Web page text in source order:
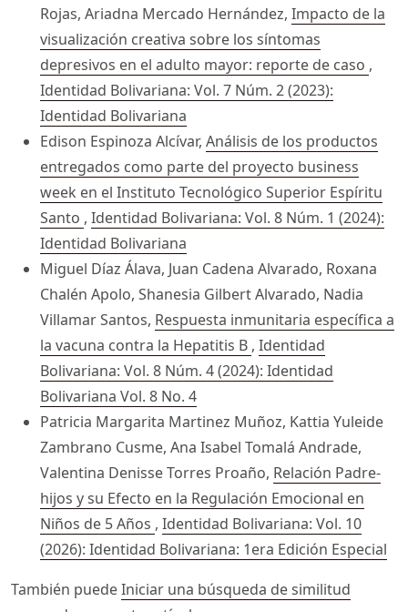
Rojas, Ariadna Mercado Hernández, Impacto de la
visualización creativa sobre los síntomas
depresivos en el adulto mayor: reporte de caso ,
Identidad Bolivariana: Vol. 7 Núm. 2 (2023):
Identidad Bolivariana
Edison Espinoza Alcívar, Análisis de los productos
entregados como parte del proyecto business
week en el Instituto Tecnológico Superior Espíritu
Santo , Identidad Bolivariana: Vol. 8 Núm. 1 (2024):
Identidad Bolivariana
Miguel Díaz Álava, Juan Cadena Alvarado, Roxana
Chalén Apolo, Shanesia Gilbert Alvarado, Nadia
Villamar Santos, Respuesta inmunitaria específica a
la vacuna contra la Hepatitis B , Identidad
Bolivariana: Vol. 8 Núm. 4 (2024): Identidad
Bolivariana Vol. 8 No. 4
Patricia Margarita Martinez Muñoz, Kattia Yuleide
Zambrano Cusme, Ana Isabel Tomalá Andrade,
Valentina Denisse Torres Proaño, Relación Padre-
hijos y su Efecto en la Regulación Emocional en
Niños de 5 Años , Identidad Bolivariana: Vol. 10
(2026): Identidad Bolivariana: 1era Edición Especial
También puedeIniciar una búsqueda de similitud